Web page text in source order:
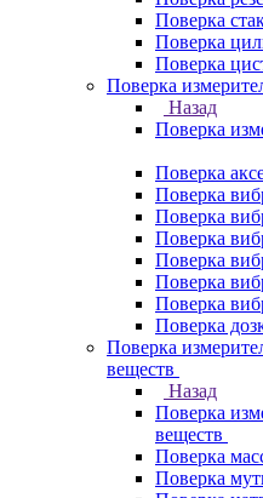
Поверка
Поверка
Поверка
Поверка
Назад
Поверка
Поверка
Поверка
Поверка
Поверка
Поверка
Поверка
Поверка
Поверка
Поверка
веществ
Назад
Поверка
веществ
Поверка
Поверка